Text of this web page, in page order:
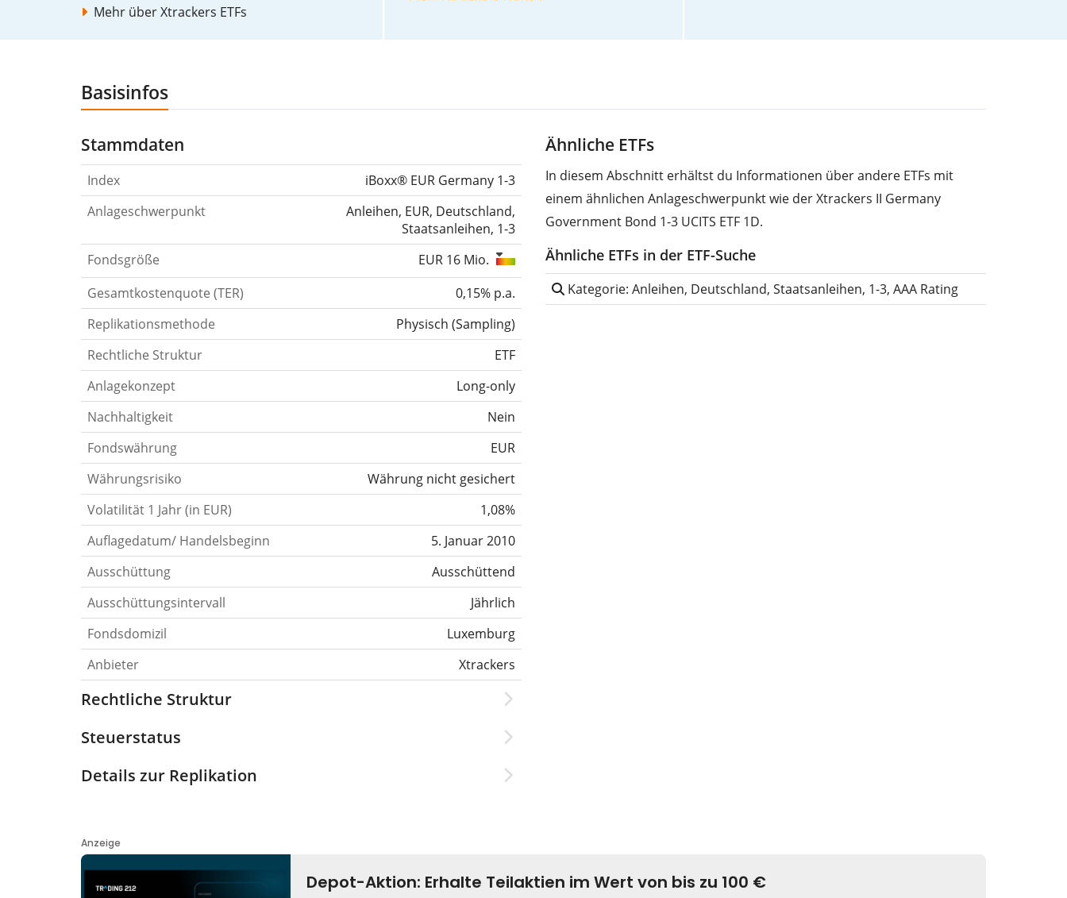
Mehr über Xtrackers ETFs
Basisinfos
Stammdaten
Index
iBoxx® EUR Germany 1-3
Anlageschwerpunkt
Anleihen, EUR, Deutschland,
Staatsanleihen, 1-3
Fondsgröße
EUR 16 Mio.
Gesamtkostenquote (TER)
0,15% p.a.
Replikationsmethode
Physisch (Sampling)
Rechtliche Struktur
ETF
Anlagekonzept
Long-only
Nachhaltigkeit
Nein
Fondswährung
EUR
Währungsrisiko
Währung nicht gesichert
Volatilität 1 Jahr (in EUR)
1,08%
Auflagedatum/ Handelsbeginn
5. Januar 2010
Ausschüttung
Ausschüttend
Ausschüttungsintervall
Jährlich
Fondsdomizil
Luxemburg
Anbieter
Xtrackers
Rechtliche Struktur
Steuerstatus
Details zur Replikation
Ähnliche ETFs
In diesem Abschnitt erhältst du Informationen über andere ETFs mit
einem ähnlichen Anlageschwerpunkt wie der Xtrackers II Germany
Government Bond 1-3 UCITS ETF 1D.
Ähnliche ETFs in der ETF-Suche
Kategorie: Anleihen, Deutschland, Staatsanleihen, 1-3, AAA Rating